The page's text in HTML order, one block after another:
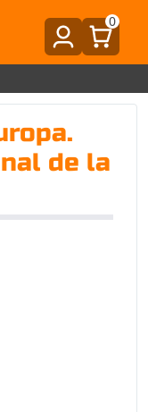
0
de la